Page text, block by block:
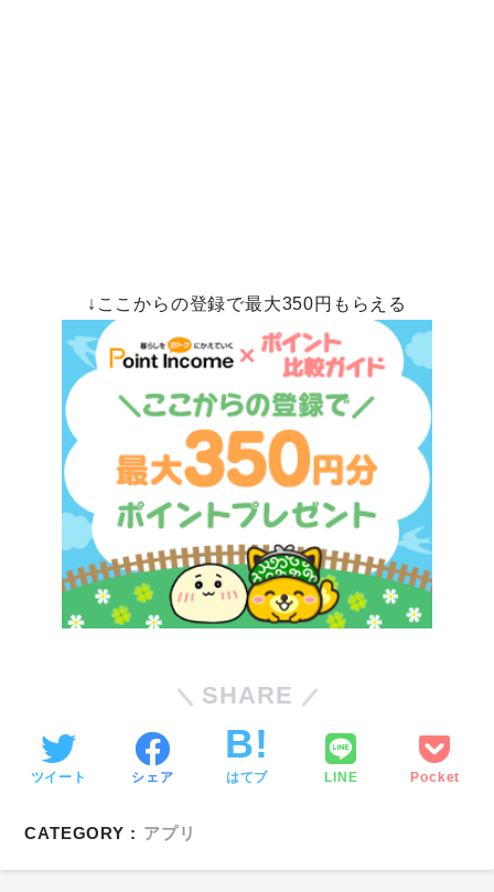
↓ここからの登録で最大350円もらえる
SHARE
ツイート シェア はてブ LINE Pocket
CATEGORY : アプリ